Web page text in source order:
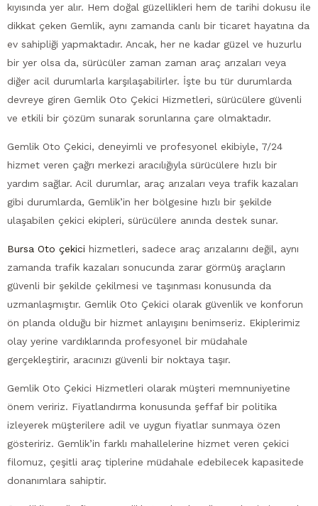
kıyısında yer alır. Hem doğal güzellikleri hem de tarihi dokusu ile
dikkat çeken Gemlik, aynı zamanda canlı bir ticaret hayatına da
ev sahipliği yapmaktadır. Ancak, her ne kadar güzel ve huzurlu
bir yer olsa da, sürücüler zaman zaman araç arızaları veya
diğer acil durumlarla karşılaşabilirler. İşte bu tür durumlarda
devreye giren Gemlik Oto Çekici Hizmetleri, sürücülere güvenli
ve etkili bir çözüm sunarak sorunlarına çare olmaktadır.
Gemlik Oto Çekici, deneyimli ve profesyonel ekibiyle, 7/24
hizmet veren çağrı merkezi aracılığıyla sürücülere hızlı bir
yardım sağlar. Acil durumlar, araç arızaları veya trafik kazaları
gibi durumlarda, Gemlik’in her bölgesine hızlı bir şekilde
ulaşabilen çekici ekipleri, sürücülere anında destek sunar.
Bursa Oto çekici hizmetleri, sadece araç arızalarını değil, aynı
zamanda trafik kazaları sonucunda zarar görmüş araçların
güvenli bir şekilde çekilmesi ve taşınması konusunda da
uzmanlaşmıştır. Gemlik Oto Çekici olarak güvenlik ve konforun
ön planda olduğu bir hizmet anlayışını benimseriz. Ekiplerimiz
olay yerine vardıklarında profesyonel bir müdahale
gerçekleştirir, aracınızı güvenli bir noktaya taşır.
Gemlik Oto Çekici Hizmetleri olarak müşteri memnuniyetine
önem veririz. Fiyatlandırma konusunda şeffaf bir politika
izleyerek müşterilere adil ve uygun fiyatlar sunmaya özen
gösteririz. Gemlik’in farklı mahallelerine hizmet veren çekici
filomuz, çeşitli araç tiplerine müdahale edebilecek kapasitede
donanımlara sahiptir.